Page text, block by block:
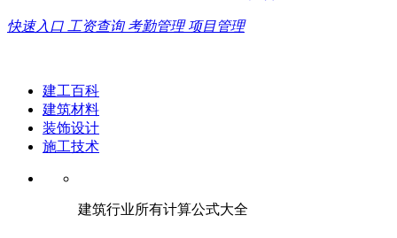
快速入口 工资查询 考勤管理 项目管理
建工百科
建筑材料
装饰设计
施工技术
建筑行业所有计算公式大全